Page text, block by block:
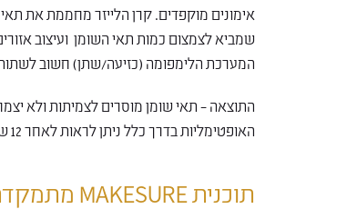
אימונים מוקפדים. קרן הלייזר מחממת את
שמביא לצמצום כמות תאי השומן ועיצוב
המערכת הלימפומה (כזיעה/שתן) חשוב לשתות
התוצאה – תאי שומן מוסרים לצמיתות ולא
האופטימליות בדרך כלל ניתן לראות לאחר 12 שבועות.
תוכנית MAKESURE מתמקדת ב: